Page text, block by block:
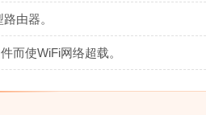
由器。
而使WiFi网络超载。